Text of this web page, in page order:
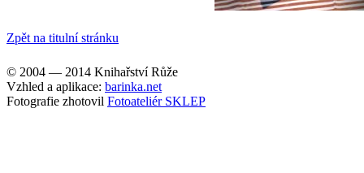
Zpět na titulní stránku
© 2004 — 2014 Knihařství Růže
Vzhled a aplikace: barinka.net
Fotografie zhotovil Fotoateliér SKLEP